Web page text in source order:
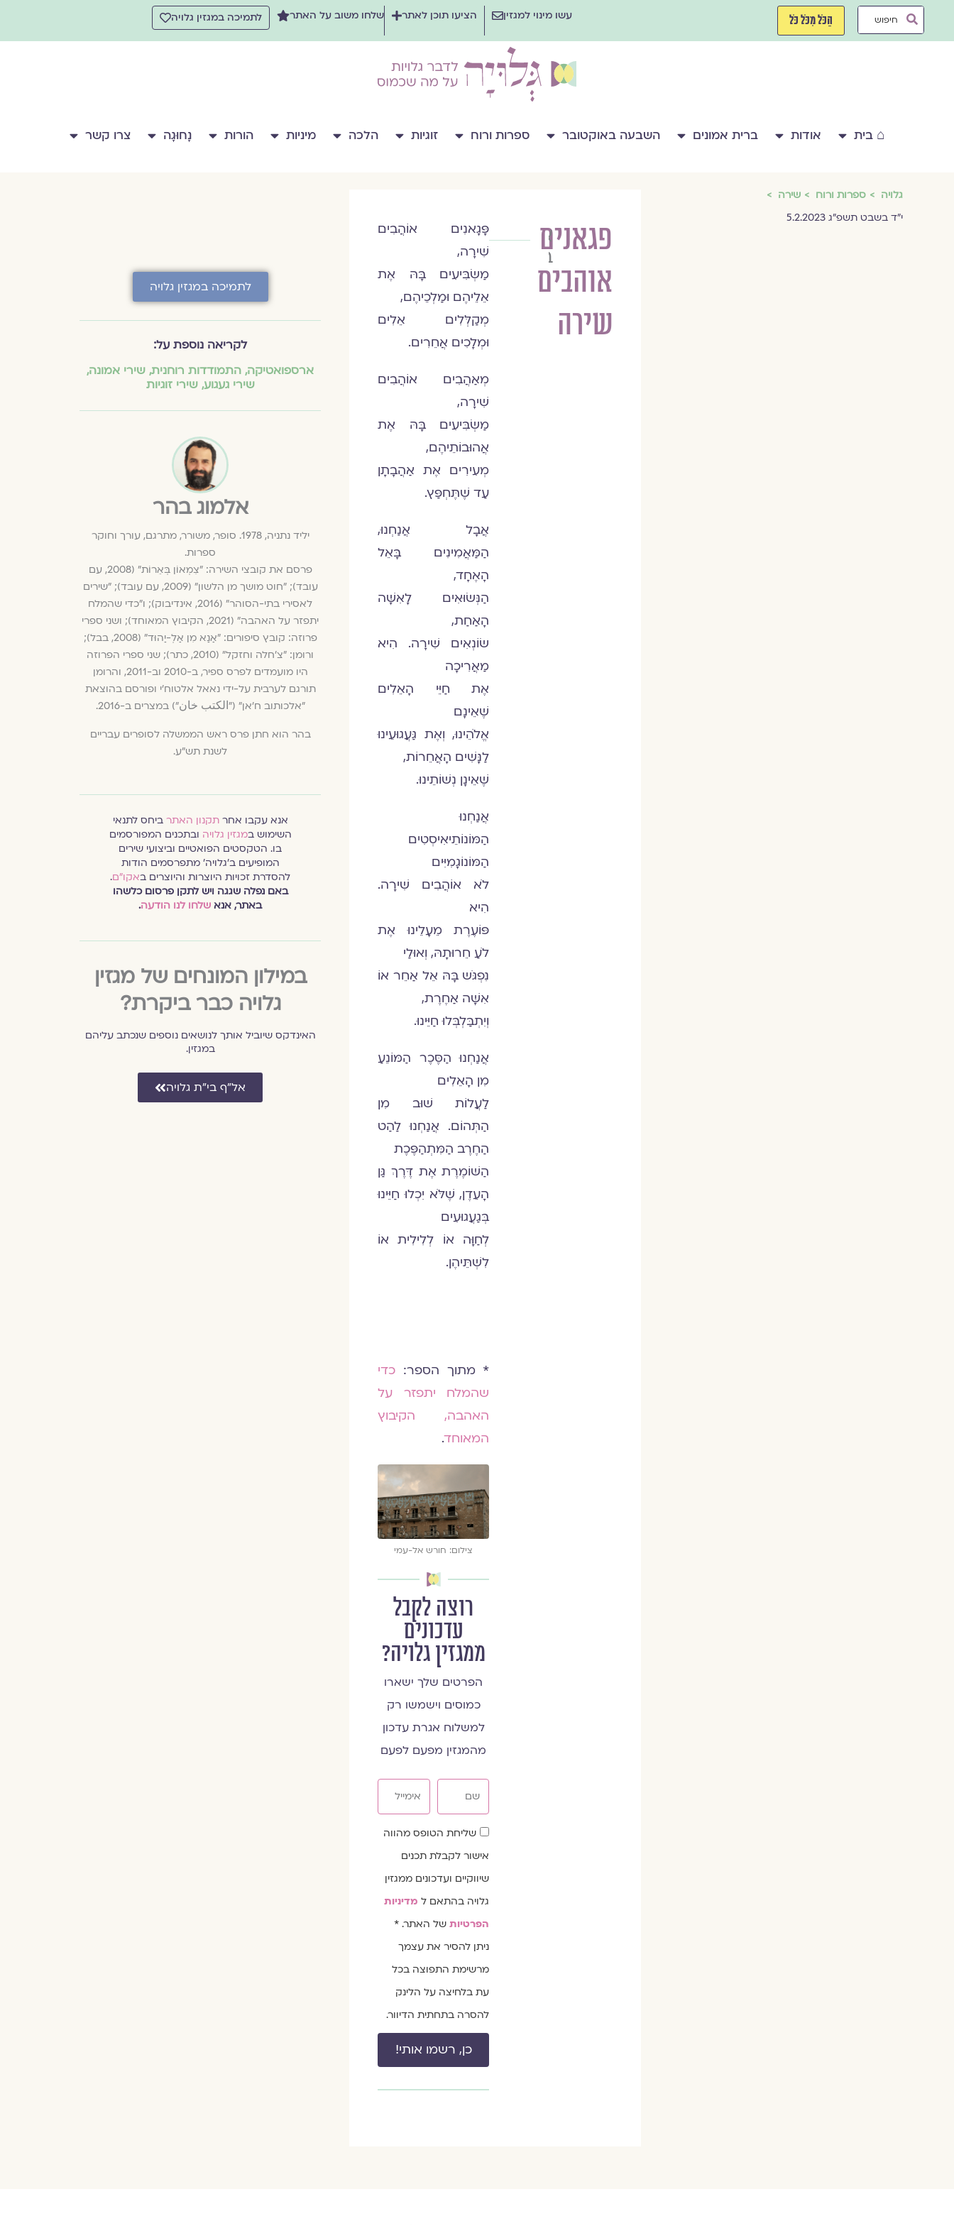
Search
הַכֹּל מִכֹּל כֹּל עשו מינוי למגזין הציעו תוכן לאתר שלחו משוב על האתר לתמיכה במגזין גלויה
⌂ בית אודות ברית אמונים השבעה באוקטובר ספרות ורוח זוגיות הלכה מיניות הורות נָחוּגָה צרו קשר
גלויה ספרות ורוח
שירה
י״ד בשבט תשפ״ג 5.2.2023
פגאנים
אוהבים
שירה
אלמוג
בהר
פָּגָאנִים אוֹהֲבִים
שִׁירָה,
מַשְׂבִּיעִים בָּהּ אֶת
אֵלֵיהֶם וּמַלְכֵיהֶם,
מְקַלְּלִים אֵלִים
וּמְלָכִים אֲחֵרִים.
מְאַהֲבִים אוֹהֲבִים
שִׁירָה,
מַשְׂבִּיעִים בָּהּ אֶת
אֲהוּבוֹתֵיהֶם,
מְעִירִים אֶת אַהֲבָתָן
עַד שֶׁתֶּחְפַּץ.
אֲבָל אֲנַחְנוּ,
הַמַּאֲמִינִים בָּאֵל
הָאֶחָד,
הַנְּשׂוּאִים לָאִשָּׁה
הָאַחַת,
שׂוֹנְאִים שִׁירָה. הִיא
מַאֲרִיכָה
אֶת חַיֵּי הָאֵלִים
שֶׁאֵינָם
אֱלֹהֵינוּ, וְאֶת גַּעֲגוּעֵינוּ
לַנָּשִׁים הָאֲחֵרוֹת,
שֶׁאֵינָן נְשׁוֹתֵינוּ.
אֲנַחְנוּ
הַמּוֹנוֹתֵיאִיסְטִים
הַמּוֹנוֹגָמִיִּים
לֹא אוֹהֲבִים שִׁירָה.
הִיא
פּוֹעֶרֶת מֵעָלֵינוּ אֶת
לֹעַ חֵרוּתָהּ, וְאוּלַי
נִפְגֹּש בָּהּ אֵל אַחֵר אוֹ
אִשָּׁה אַחֶרֶת,
וְיִתְבַּלְבְּלוּ חַיֵּינוּ.
אֲנַחְנוּ הַסֶּכֶר הַמּוֹנֵעַ
מִן הָאֵלִים
לַעֲלוֹת שׁוּב מִן
הַתְּהוֹם. אֲנַחְנוּ לַהַט
הַחֶרֶב הַמִּתְהַפֶּכֶת
הַשּׁוֹמֶרֶת אֶת דֶּרֶךְ גַּן
הָעֵדֶן, שֶׁלֹּא יִכְלוּ חַיֵּינוּ
בְּגַעֲגוּעִים
לְחַוָּה אוֹ לְלִילִית אוֹ
לִשְׁתֵּיהֶן.
* מתוך הספר: כדי
שהמלח יתפזר על
האהבה, הקיבוץ
המאוחד.
צילום: חורש אל-עמי
רוצה לקבל
עדכונים
ממגזין גלויה?
הפרטים שלך ישארו
כמוסים וישמשו רק
למשלוח אגרת עדכון
מהמגזין מפעם לפעם
שדהשליחת הטופס מהווה
אישור לקבלת תכנים
שיווקיים ועדכונים ממגזין
גלויה בהתאם למדיניות
הפרטיותשל האתר. *
ניתן להסיר את עצמך
מרשימת התפוצה בכל
עת בלחיצה על הלינק
להסרה בתחתית הדיוור.
כן, רשמו אותי!
לתמיכה במגזין גלויה
לקריאה נוספת על:
ארספואטיקה, התמודדות רוחנית, שירי אמונה,
שירי געגוע,שירי זוגיות
אלמוג בהר
יליד נתניה, 1978. סופר, משורר, מתרגם, עורך וחוקר
ספרות.
פרסם את קובצי השירה: "צִמְאוֹן בְּאֵרוֹת" (2008, עם
עובד); "חוט מושך מן הלשון" (2009, עם עובד); "שירים
לאסירי בתי-הסוהר" (2016, אינדיבוק); ו"כדי שהמלח
יתפזר על האהבה" (2021, הקיבוץ המאוחד); ושני ספרי
פרוזה: קובץ סיפורים: "אַנַא מִן אַלְ-יַהוּד" (2008, בבל);
ורומן: "צ'חלה וחזקל" (2010, כתר); שני ספרי הפרוזה
היו מועמדים לפרס ספיר, ב-2010 וב-2011, והרומן
תורגם לערבית על-ידי נאאל אלטוח'י ופורסם בהוצאת
"אלכותוב ח'אן" ("الكتب خان") במצרים ב-2016.
בהר הוא חתן פרס ראש הממשלה לסופרים עבריים
לשנת תש"ע.
אנא עקבו אחרתקנון האתר ביחס לתנאי
השימוש במגזין גלויה ובתכנים המפורסמים
בו. הטקסטים הפואטיים וביצועי שירים
המופיעים ב׳גלויה׳ מתפרסמים הודות
להסדרת זכויות היוצרות והיוצרים באקו״ם.
באם נפלה שגגה ויש לתקן פרסום כלשהו
באתר, אנא שלחו לנו הודעה.
במילון המונחים של מגזין
גלויה כבר ביקרת?
האינדקס שיוביל אותך לנושאים נוספים שנכתב עליהם
במגזין.
אל״ף בי״ת גלויה